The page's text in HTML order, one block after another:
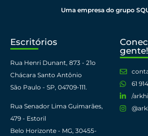
Uma empresa do grupo
Escritórios
Rua Henri Dunant, 873 - 21o
Chácara Santo Antônio
São Paulo - SP, 04709-111. ​
Rua Senador Lima Guimarães,
479 - Estoril
Belo Horizonte - MG, 30455-
gente!
61
/